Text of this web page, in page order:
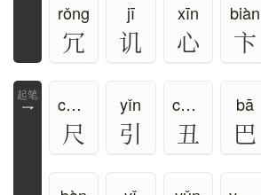
rǒng
冗
jī
讥
xīn
心
biàn
卞
乛 chǐ、chě
尺
yǐn
引
chǒu
丑
bā
巴